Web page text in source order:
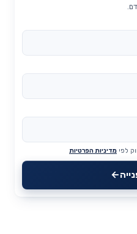
לפי מדיניות הפרטיות